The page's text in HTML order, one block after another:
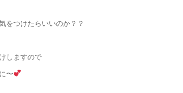
をつけたらいいのか？？
しますので
〜